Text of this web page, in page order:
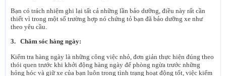
Bạn có trách nhiệm ghi lại tất cả những lần bảo dưỡng, điều này rất cần
thiết vì trong một số trường hợp nó chứng tỏ bạn đã bảo dưỡng xe như
theo yêu cầu.
3. Chăm sóc hàng ngày:
Kiểm tra hàng ngày là những công việc nhỏ, đơn giản thực hiện đúng theo
thói quen trước khi khởi động hàng ngày để phòng ngừa trước những
hỏng hóc và giữ xe của bạn luôn trong tình trạng hoạt động tốt, việc kiểm